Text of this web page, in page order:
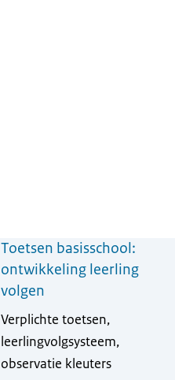
Toetsen basisschool:
ontwikkeling leerling
volgen
Verplichte toetsen,
leerlingvolgsysteem,
observatie kleuters